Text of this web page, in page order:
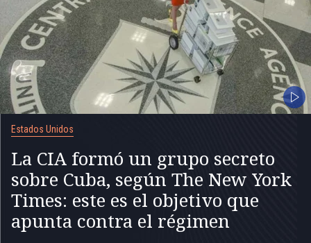
Estados Unidos
La CIA formó un grupo secreto
sobre Cuba, según The New York
Times: este es el objetivo que
apunta contra el régimen